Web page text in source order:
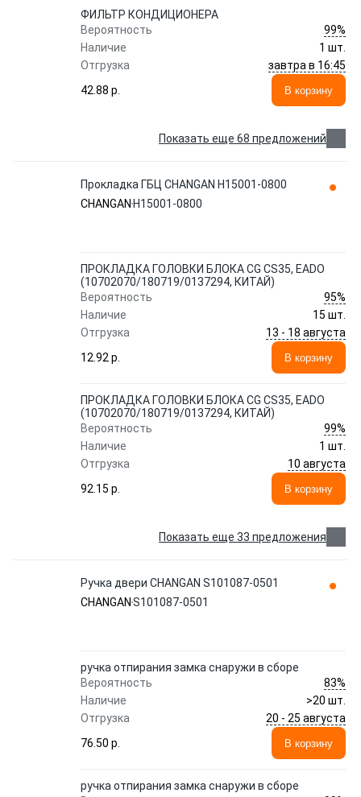
ФИЛЬТР КОНДИЦИОНЕРА
Вероятность
99%
Наличие
1 шт.
Отгрузка
завтра в 16:45
42.88 p.
В корзину
Показать еще 68 предложений
Прокладка ГБЦ CHANGAN H15001-0800
CHANGAN H15001-0800
ПРОКЛАДКА ГОЛОВКИ БЛОКА CG CS35, EADO
(10702070/180719/0137294, КИТАЙ)
Вероятность
95%
Наличие
15 шт.
Отгрузка
13 - 18 августа
12.92 p.
В корзину
ПРОКЛАДКА ГОЛОВКИ БЛОКА CG CS35, EADO
(10702070/180719/0137294, КИТАЙ)
Вероятность
99%
Наличие
1 шт.
Отгрузка
10 августа
92.15 p.
В корзину
Показать еще 33 предложения
Ручка двери CHANGAN S101087-0501
CHANGAN S101087-0501
ручка отпирания замка снаружи в сборе
Вероятность
83%
Наличие
>20 шт.
Отгрузка
20 - 25 августа
76.50 p.
В корзину
ручка отпирания замка снаружи в сборе